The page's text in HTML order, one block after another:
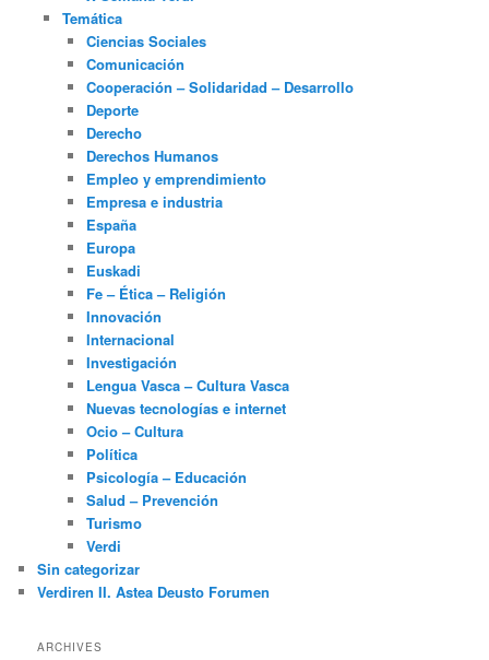
Temática
Ciencias Sociales
Comunicación
Cooperación – Solidaridad – Desarrollo
Deporte
Derecho
Derechos Humanos
Empleo y emprendimiento
Empresa e industria
España
Europa
Euskadi
Fe – Ética – Religión
Innovación
Internacional
Investigación
Lengua Vasca – Cultura Vasca
Nuevas tecnologías e internet
Ocio – Cultura
Política
Psicología – Educación
Salud – Prevención
Turismo
Verdi
Sin categorizar
Verdiren II. Astea Deusto Forumen
ARCHIVES